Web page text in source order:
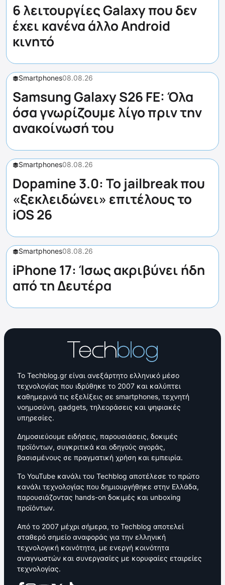
6 λειτουργίες Galaxy που δεν
έχει κανένα άλλο Android
κινητό
Smartphones08.08.26
Samsung Galaxy S26 FE: Όλα
όσα γνωρίζουμε λίγο πριν την
ανακοίνωσή του
Smartphones08.08.26
Dopamine 3.0: Το jailbreak που
«ξεκλειδώνει» επιτέλους το
iOS 26
Smartphones08.08.26
iPhone 17: Ίσως ακριβύνει ήδη
από τη Δευτέρα
Το Techblog.gr είναι ανεξάρτητο ελληνικό μέσο
τεχνολογίας που ιδρύθηκε το 2007 και καλύπτει
καθημερινά τις εξελίξεις σε smartphones, τεχνητή
νοημοσύνη, gadgets, τηλεοράσεις και ψηφιακές
υπηρεσίες.
Δημοσιεύουμε ειδήσεις, παρουσιάσεις, δοκιμές
προϊόντων, συγκριτικά και οδηγούς αγοράς,
βασισμένους σε πραγματική χρήση και εμπειρία.
Το YouTube κανάλι του Techblog αποτέλεσε το πρώτο
κανάλι τεχνολογίας που δημιουργήθηκε στην Ελλάδα,
παρουσιάζοντας hands-on δοκιμές και unboxing
προϊόντων.
Από το 2007 μέχρι σήμερα, το Techblog αποτελεί
σταθερό σημείο αναφοράς για την ελληνική
τεχνολογική κοινότητα, με ενεργή κοινότητα
αναγνωστών και συνεργασίες με κορυφαίες εταιρείες
τεχνολογίας.